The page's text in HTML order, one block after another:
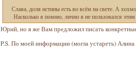
Слава, доля истины есть во всём на свете. А
Насколько я помню, лично я не пользовался
Юрий, но я же Вам предложил писать
P.S. По моей информации (могла устареть)